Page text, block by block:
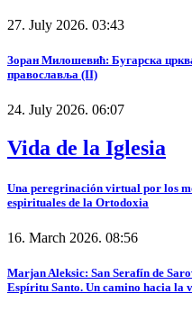
27. July 2026. 03:43
Зоран Милошевић: Бугарска
православља (II)
24. July 2026. 06:07
Vida de la Iglesia
Una peregrinación virtual por los
espirituales de la Ortodoxia
16. March 2026. 08:56
Marjan Aleksic: San Serafín de
Espíritu Santo. Un camino hacia la